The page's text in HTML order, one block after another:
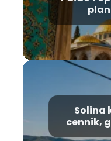
Solina
cennik,